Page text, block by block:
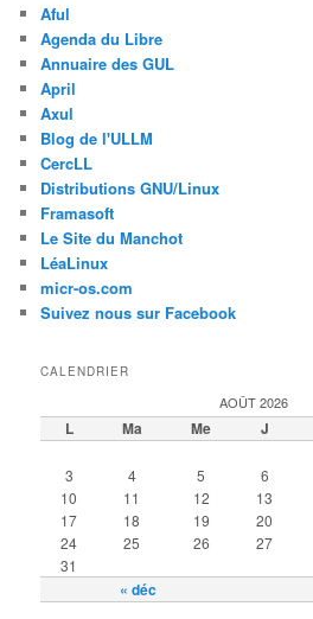
Aful
Agenda du Libre
Annuaire des GUL
April
Axul
Blog de l'ULLM
CercLL
Distributions GNU/Linux
Framasoft
Le Site du Manchot
LéaLinux
micr-os.com
Suivez nous sur Facebook
CALENDRIER
AOÛT 2026
L Ma Me J
« déc
3
4 5 6
10
11 12 13
17
18 19 20
24
25 26 27
31